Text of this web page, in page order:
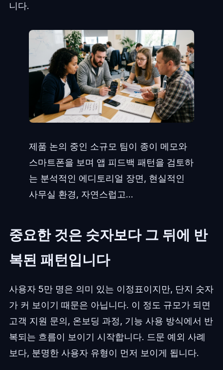
니다.
제품 논의 중인 소규모 팀이 종이 메모와
스마트폰을 보며 앱 피드백 패턴을 검토하
는 분석적인 에디토리얼 장면, 현실적인
사무실 환경, 자연스럽고...
중요한 것은 숫자보다 그 뒤에 반
복된 패턴입니다
사용자 5만 명은 의미 있는 이정표이지만, 단지 숫자
가 커 보이기 때문은 아닙니다. 이 정도 규모가 되면
고객 지원 문의, 온보딩 과정, 기능 사용 방식에서 반
복되는 흐름이 보이기 시작합니다. 드문 예외 사례
보다, 분명한 사용자 유형이 먼저 보이게 됩니다.